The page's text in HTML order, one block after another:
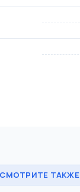
СМОТРИТЕ ТАКЖЕ